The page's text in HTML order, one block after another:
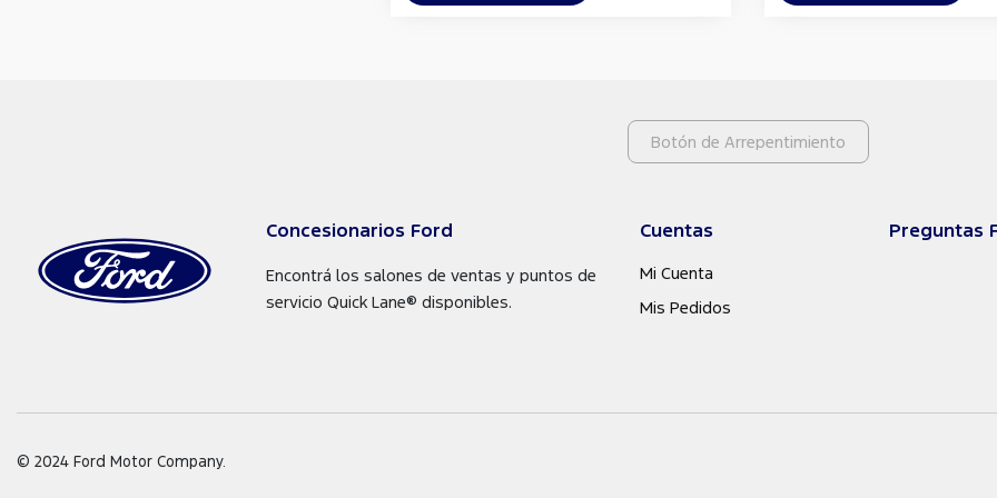
Botón de Arrepentimiento
Concesionarios Ford
Encontrá los salones de ventas y puntos de
servicio Quick Lane® disponibles.
Cuentas
Mi Cuenta
Mis Pedidos
Preguntas
© 2024 Ford Motor Company.